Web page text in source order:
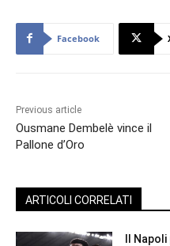
Facebook
Previous article
Ousmane Dembelè vince il
Pallone d’Oro
ARTICOLI CORRELATI
Il Napoli